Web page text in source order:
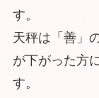
す。
天秤は「善」
が下がった方
す。